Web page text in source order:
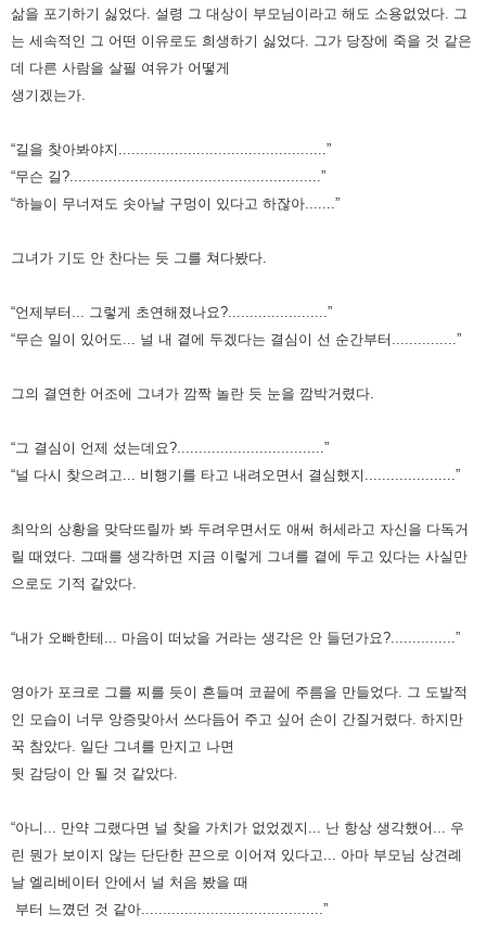
삶을 포기하기 싫었다. 설령 그 대상이 부모님이라고 해도 소용없었다.
그
는 세속적인 그 어떤 이유로도 희생하기 싫었다. 그가 당장에 죽을 것 같은
데 다른 사람을 살필 여유가 어떻게
생기겠는가.
“길을 찾아봐야지................................................”
“무슨 길?..........................................................”
“하늘이 무너져도 솟아날 구멍이 있다고 하잖아.......”
그녀가 기도 안 찬다는 듯 그를 쳐다봤다.
“언제부터... 그렇게 초연해졌나요?.......................”
“무슨 일이 있어도... 널 내 곁에 두겠다는 결심이 선 순간부터...............”
그의 결연한 어조에 그녀가 깜짝 놀란 듯 눈을 깜박거렸다.
“그 결심이 언제 섰는데요?..................................”
“널 다시 찾으려고... 비행기를 타고 내려오면서 결심했지.....................”
최악의 상황을 맞닥뜨릴까 봐 두려우면서도 애써 허세라고 자신을 다독거
릴 때였다.
그때를 생각하면 지금 이렇게 그녀를 곁에 두고 있다는 사실만
으로도 기적 같았다.
“내가 오빠한테... 마음이 떠났을 거라는 생각은 안 들던가요?...............”
영아가 포크로 그를 찌를 듯이 흔들며 코끝에 주름을 만들었다.
그 도발적
인 모습이 너무 앙증맞아서 쓰다듬어 주고 싶어 손이 간질거렸다. 하지만
꾹 참았다. 일단 그녀를 만지고 나면
뒷 감당이 안 될 것 같았다.
“아니... 만약 그랬다면 널 찾을 가치가 없었겠지... 난 항상 생각했어... 우
린 뭔가 보이지 않는 단단한 끈으로 이어져 있다고... 아마 부모님 상견례
날 엘리베이터 안에서 널 처음 봤을 때
부터 느꼈던 것 같아..........................................”